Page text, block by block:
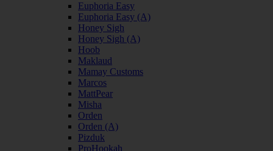
Euphoria Easy
Euphoria Easy (А)
Honey Sigh
Honey Sigh (А)
Hoob
Maklaud
Mamay Customs
Marcos
MattPear
Misha
Orden
Orden (А)
Pizduk
ProHookah